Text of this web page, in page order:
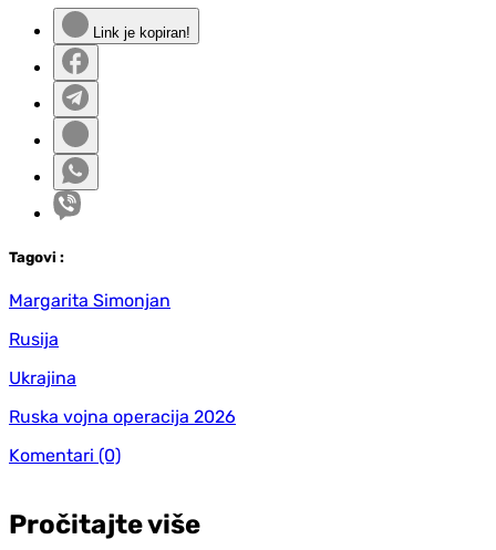
Link je kopiran!
Tagovi :
Margarita Simonjan
Rusija
Ukrajina
Ruska vojna operacija 2026
Komentari (0)
Pročitajte više